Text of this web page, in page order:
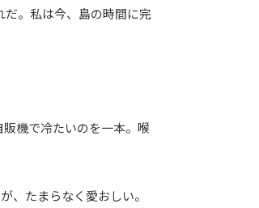
。私は今、島の時間に完
機で冷たいのを一本。喉
、たまらなく愛おしい。